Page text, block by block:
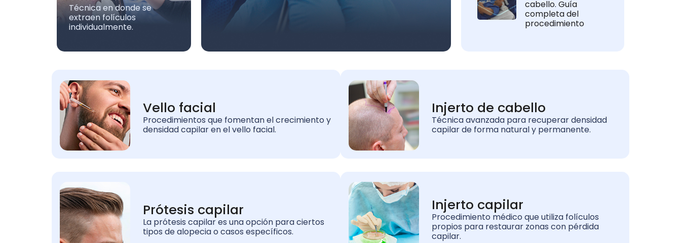
Técnica en donde se
extraen folículos
individualmente.
cabello. Guía
completa del
procedimiento
Vello facial
Procedimientos que fomentan el crecimiento y
densidad capilar en el vello facial.
Injerto de cabello
Técnica avanzada para recuperar densidad
capilar de forma natural y permanente.
Prótesis capilar
La prótesis capilar es una opción para ciertos
tipos de alopecia o casos específicos.
Injerto capilar
Procedimiento médico que utiliza folículos
propios para restaurar zonas con pérdida
capilar.